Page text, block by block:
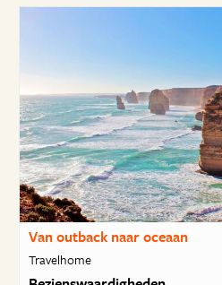
Van outback naar oceaan
Travelhome